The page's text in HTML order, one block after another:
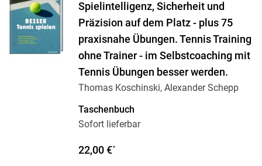
Spielintelligenz, Sicherheit und
Präzision auf dem Platz - plus 75
praxisnahe Übungen. Tennis Training
ohne Trainer - im Selbstcoaching mit
Tennis Übungen besser werden.
Thomas Koschinski, Alexander Schepp
Taschenbuch
Sofort lieferbar
22,00 €*